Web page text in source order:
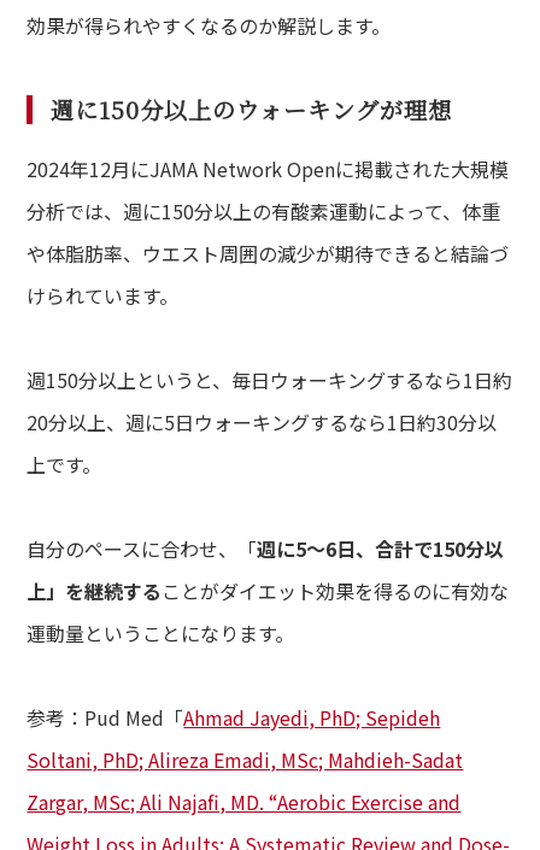
バストアップ・ボディメイクメニュー
シャルメニュー
ペーン
効果が得られやすくなるのか解説します。
週に150分以上のウォーキングが理想
2024年12月にJAMA Network Openに掲載された大規模
分析では、週に150分以上の有酸素運動によって、体重
や体脂肪率、ウエスト周囲の減少が期待できると結論づ
けられています。
週150分以上というと、毎日ウォーキングするなら1日約
20分以上、週に5日ウォーキングするなら1日約30分以
上です。
自分のペースに合わせ、「週に5～6日、合計で150分以
上」を継続する ことがダイエット効果を得るのに有効な
運動量ということになります。
参考：Pud Med「Ahmad Jayedi, PhD; Sepideh
Soltani, PhD; Alireza Emadi, MSc; Mahdieh-Sadat
Zargar, MSc; Ali Najafi, MD. “Aerobic Exercise and
Weight Loss in Adults: A Systematic Review and Dose-